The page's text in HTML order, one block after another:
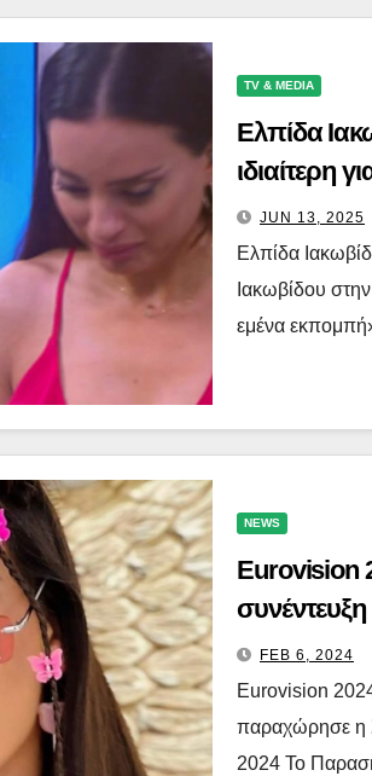
TV & MEDIA
Ελπίδα
ιδιαίτερη
JUN 13, 2025
Ελπίδα
Ιακωβίδου
εμένα
NEWS
Eurovision
FEB 6, 2024
Eurovision
παραχώρησε η
2024 Το